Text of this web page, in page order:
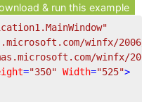
& run this example
winfx/2006/
winfx/
="350" Width="525">